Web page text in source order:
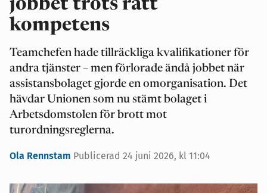
jobbet trots rätt
kompetens
Teamchefen hade tillräckliga kvalifikationer för
andra tjänster – men förlorade ändå jobbet när
assistansbolaget gjorde en omorganisation. Det
hävdar Unionen som nu stämt bolaget i
Arbetsdomstolen för brott mot
turordningsreglerna.
Ola Rennstam Publicerad 24 juni 2026, kl 11:04